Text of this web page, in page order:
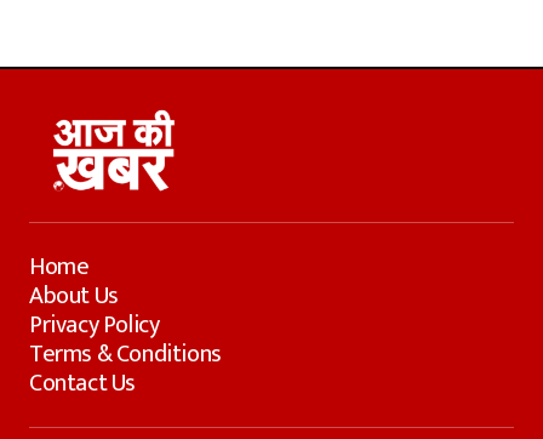
Home
About Us
Privacy Policy
Terms & Conditions
Contact Us